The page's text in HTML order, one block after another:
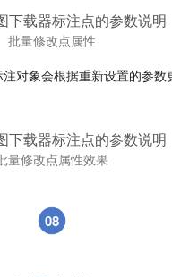
批量修改点属性
对象会根据重新设置的参
量修改点属性效果
08